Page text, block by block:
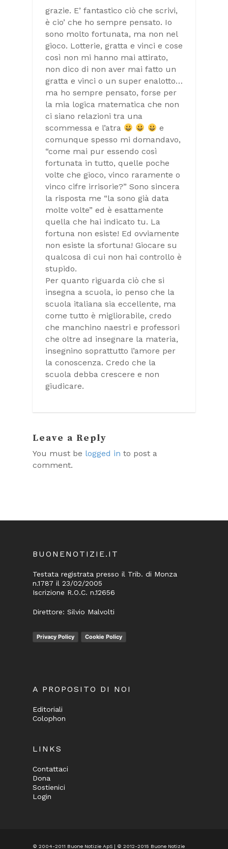
grazie. E’ fantastico ciò che scrivi,
è cio’ che ho sempre pensato. Io
sono molto fortunata, ma non nel
gioco. Lotterie, gratta e vinci e cose
così non mi hanno mai attirato,
non dico di non aver mai fatto un
gratta e vinci o un super enalotto…
ma ho sempre pensato, forse per
la mia logica matematica che non
ci siano relazioni tra una
scommessa e l’atra
e
comunque spesso mi domandavo,
“come mai pur essendo così
fortunata in tutto, quelle poche
volte che gioco, vinco raramente o
vinco cifre irrisorie?” Sono sincera
la risposta me “la sono già data
molte volte” ed è esattamente
quella che hai indicato tu. La
fortuna non esiste! Ed ovviamente
non esiste la sfortuna! Giocare su
qualcosa di cui non hai controllo è
stupido.
Per quanto riguarda ciò che si
insegna a scuola, io penso che la
scuola italiana sia eccellente, ma
come tutto è migliorabile, credo
che manchino naestri e professori
che oltre ad insegnare la materia,
insegnino soprattutto l’amore per
la conoscenza. Credo che la
scuola debba crescere e non
giudicare.
Leave a Reply
You must be logged in to post a
comment.
BUONENOTIZIE.IT
Testata registrata presso il Trib. di Monza
n.1787 il 23/02/2005
Iscrizione R.O.C. n.12656
Direttore: Silvio Malvolti
Privacy Policy Cookie Policy
A PROPOSITO DI NOI
Editoriali
Colophon
LINKS
Contattaci
Dona
Sostienici
Login
© 2004-2011 Buone Notizie ApS | © 2012-2015 Buone Notizie